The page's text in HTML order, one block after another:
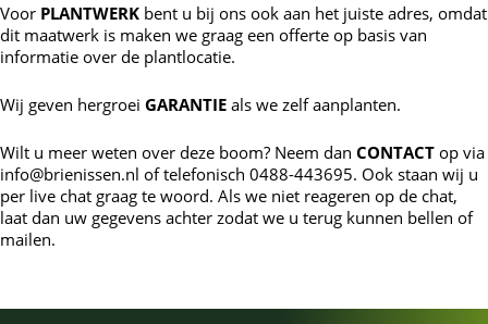
Voor PLANTWERK bent u bij ons ook aan het juiste adres, omdat
dit maatwerk is maken we graag een offerte op basis van
informatie over de plantlocatie.
Wij geven hergroei GARANTIE als we zelf aanplanten.
Wilt u meer weten over deze boom? Neem dan CONTACT op via
info@brienissen.nl of telefonisch 0488-443695. Ook staan wij u
per live chat graag te woord. Als we niet reageren op de chat,
laat dan uw gegevens achter zodat we u terug kunnen bellen of
mailen.